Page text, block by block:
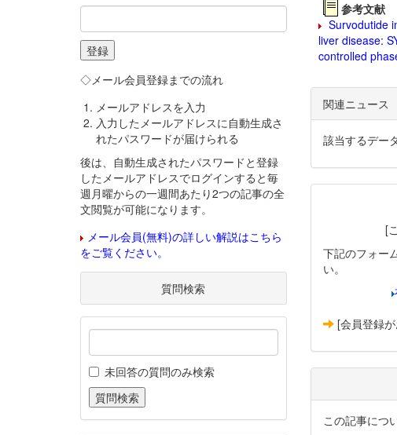
参考文献
Survodutide
liver disease:
controlled
関連ニュース
該当するデー
[
下記のフォー
い。
[会員登録が
この記事につ
◇メール会員登録までの流れ
メールアドレスを入力
入力したメールアドレスに自動生成さ
れたパスワードが届けられる
後は、自動生成されたパスワードと登録
したメールアドレスでログインすると毎
週月曜からの一週間あたり2つの記事の全
文閲覧が可能になります。
メール会員(無料)の詳しい解説はこちら
をご覧ください。
質問検索
未回答の質問のみ検索